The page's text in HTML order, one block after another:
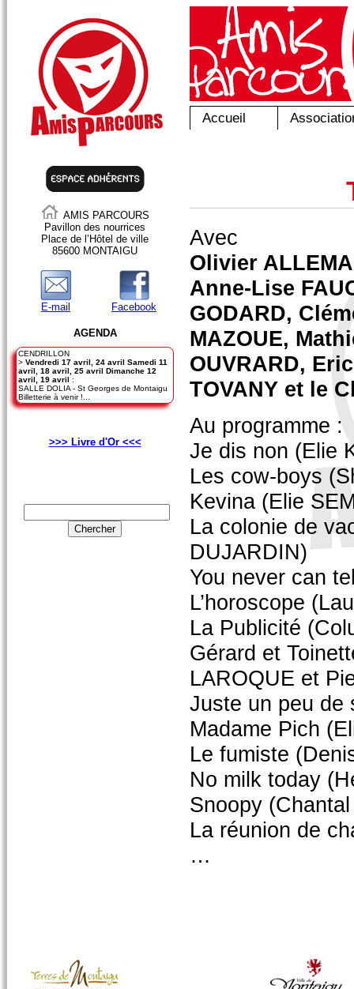
Accueil
Avec
Olivier
Anne-Lise
GODARD,
MAZOUE,
OUVRARD,
TOVANY et le
Au programme :
Je dis non (Elie
Les cow-boys
Kevina (Elie
La colonie de
DUJARDIN)
You never can
L’horoscope
La Publicité
Gérard et
LAROQUE et
Juste un peu de
Madame Pich
Le fumiste
No milk today
Snoopy
La réunion de
…
AMIS PARCOURS
Pavillon des nourrices
Place de l’Hôtel de ville
85600 MONTAIGU
E-mail Facebook
AGENDA
CENDRILLON
> Vendredi 17 avril, 24 avril Samedi 11
avril, 18 avril, 25 avril Dimanche 12
avril, 19 avril :
SALLE DOLIA - St Georges de Montaigu
Billetterie à venir !...
>>> Livre d'Or <<<